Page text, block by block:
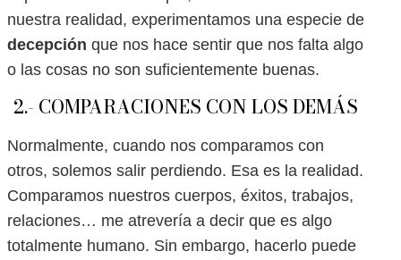
nuestra realidad, experimentamos una especie de
decepción que nos hace sentir que nos falta algo
o las cosas no son suficientemente buenas.
2.- COMPARACIONES CON LOS DEMÁS
Normalmente, cuando nos comparamos con
otros, solemos salir perdiendo. Esa es la realidad.
Comparamos nuestros cuerpos, éxitos, trabajos,
relaciones… me atrevería a decir que es algo
totalmente humano. Sin embargo, hacerlo puede